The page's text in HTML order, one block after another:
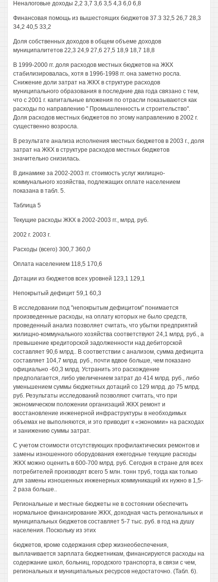
Неналоговые доходы 2,2 3,7 3,6 3,5 4,3 6,0 6,8
Финансовая помощь из вышестоящих бюджетов 37.3 32,5 26,7 28,3
34,2 40,5 33,2
Доля собственных доходов в общем объеме доходов
муниципалитетов 22,3 24,9 27,6 27,5 18,9 18,7 18,8
В 1999-2000 гг. доля расходов местных бюджетов на ЖКХ
стабилизировалась, хотя в 1996-1998 гг. она заметно росла.
Снижение доли затрат на ЖКХ в структуре расходов
муниципального образования в последние два года связано с тем,
что с 2001 г. капитальные вложения по отрасли показываются как
расходы по направлению " Промышленность и строительство".
Доля расходов местных бюджетов по этому направлению в 2002 г.
существенно возросла.
В результате анализа исполнения местных бюджетов в 2003 г., доля
затрат на ЖКХ в структуре расходов местных бюджетов
значительно снизилась.
В динамике за 2002-2003 гг. стоимость услуг жилищно-
коммунального хозяйства, подлежащих оплате населением
показана в табл. 5.
Таблица 5
Текущие расходы ЖКХ в 2002-2003 гг., млрд. руб.
2002 г. 2003 г.
Расходы (всего) 300,7 360,0
Оплата населением 118,5 170,6
Дотации из бюджетов всех уровней 123,1 129,1
Непокрытый дефицит 59,1 60,3
В исследовании под "непокрытым дефицитом" понимается
произведенные расходы, на оплату которых не было средств,
проведенный анализ позволяет считать, что убытки предприятий
жилищно-коммунального хозяйства соответствуют 24,1 млрд. руб., а
превышение кредиторской задолженности над дебиторской
составляет 90,6 млрд.. В соответствии с анализом, сумма дефицита
составляет 104,7 млрд. руб., почти вдвое больше, чем показано
официально -60,3 млрд. Устранить это расхождение
предполагается, либо увеличением затрат до 414 млрд. руб., либо
уменьшением суммы бюджетных дотаций со 129 млрд. до 75 млрд.
руб. Результаты исследований позволяют считать, что при
экономическом положении организаций ЖКХ ремонт и
восстановление инженерной инфраструктуры в необходимых
объемах не выполняются, и это приводит к «экономии» на расходах
и занижению суммы затрат.
С учетом стоимости отсутствующих профилактических ремонтов и
замены изношенного оборудования ежегодные текущие расходы
ЖКХ можно оценить в 600-700 млрд. руб. Сегодня в стране для всех
потребителей производят всего 5 млн. тонн труб, тогда как только
для замены изношенных инженерных коммуникаций их нужно в 1,5-
2 раза больше..
Региональные и местные бюджеты не в состоянии обеспечить
нормальное финансирование ЖКХ, доходная часть региональных и
муниципальных бюджетов составляет 5-7 тыс. руб. в год на душу
населения. Поскольку из этих
бюджетов, кроме содержания сфер жизнеобеспечения,
выплачивается зарплата бюджетникам, финансируются расходы на
содержание школ, больниц, городского транспорта, в связи с чем,
региональных и муниципальных ресурсов недостаточно. (Табл. 6).